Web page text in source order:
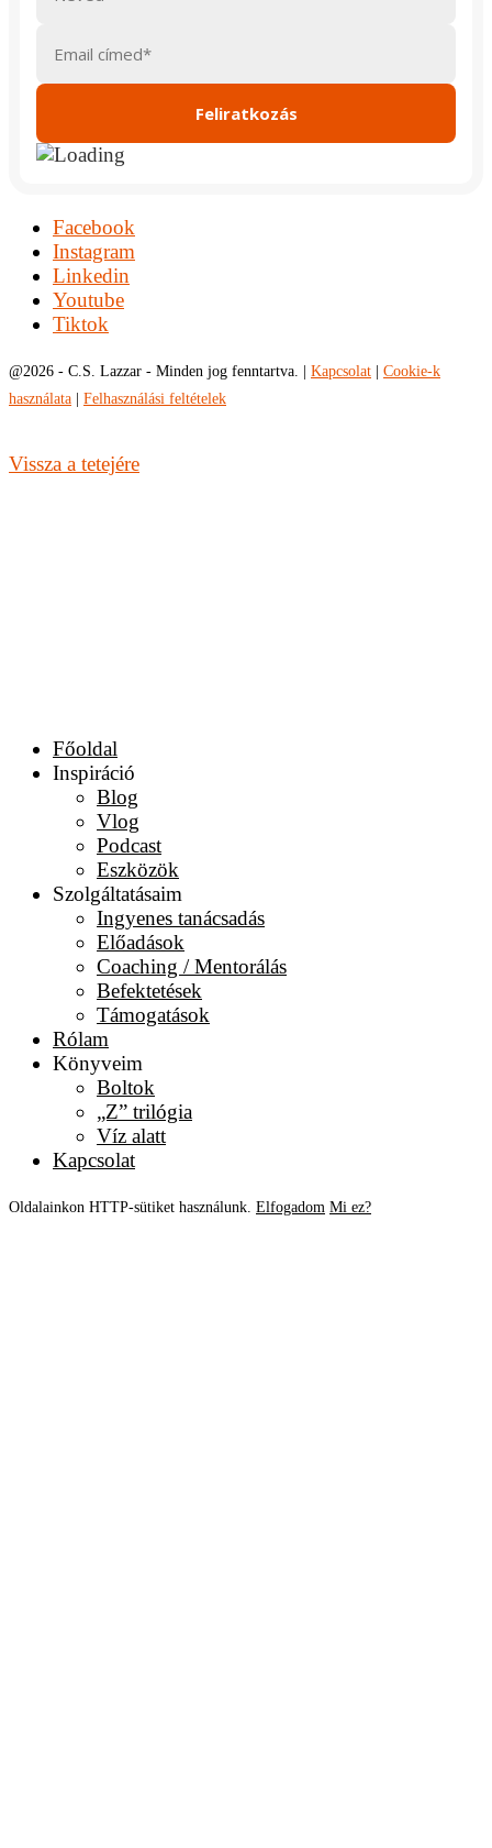
Facebook
Instagram
Linkedin
Youtube
Tiktok
@2026 - C.S. Lazzar - Minden jog fenntartva. | Kapcsolat
Cookie-k
használata
Felhasználási feltételek
Vissza a tetejére
Főoldal
Inspiráció
Blog
Vlog
Podcast
Eszközök
Szolgáltatásaim
Ingyenes tanácsadás
Előadások
Coaching / Mentorálás
Befektetések
Támogatások
Rólam
Könyveim
Boltok
„Z” trilógia
Víz alatt
Kapcsolat
Oldalainkon HTTP-sütiket használunk. Elfogadom Mi ez?